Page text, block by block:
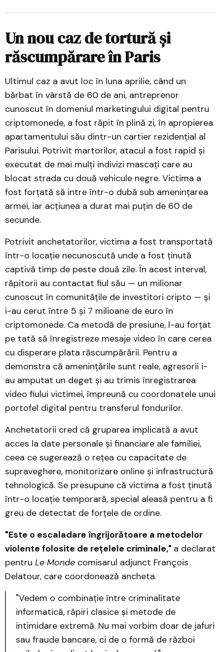
Un nou caz de tortură și
răscumpărare în Paris
Ultimul caz a avut loc în luna aprilie, când un
bărbat în vârstă de 60 de ani, antreprenor
cunoscut în domeniul marketingului digital pentru
criptomonede, a fost răpit în plină zi, în apropierea
apartamentului său dintr-un cartier rezidențial al
Parisului. Potrivit martorilor, atacul a fost rapid și
executat de mai mulți indivizi mascați care au
blocat strada cu două vehicule negre. Victima a
fost forțată să intre într-o dubă sub amenințarea
armei, iar acțiunea a durat mai puțin de 60 de
secunde.
Potrivit anchetatorilor, victima a fost transportată
într-o locație necunoscută unde a fost ținută
captivă timp de peste două zile. În acest interval,
răpitorii au contactat fiul său — un milionar
cunoscut în comunitățile de investitori cripto — și
i-au cerut între 5 și 7 milioane de euro în
criptomonede. Ca metodă de presiune, l-au forțat
pe tată să înregistreze mesaje video în care cerea
cu disperare plata răscumpărării. Pentru a
demonstra că amenințările sunt reale, agresorii i-
au amputat un deget și au trimis înregistrarea
video fiului victimei, împreună cu coordonatele unui
portofel digital pentru transferul fondurilor.
Anchetatorii cred că gruparea implicată a avut
acces la date personale și financiare ale familiei,
ceea ce sugerează o rețea cu capacitate de
supraveghere, monitorizare online și infrastructură
tehnologică. Se presupune că victima a fost ținută
într-o locație temporară, special aleasă pentru a fi
greu de detectat de forțele de ordine.
"Este o escaladare îngrijorătoare a metodelor
violente folosite de rețelele criminale," a declarat
pentru Le Monde comisarul adjunct François
Delatour, care coordonează ancheta.
"Vedem o combinație între criminalitate
informatică, răpiri clasice și metode de
intimidare extremă. Nu mai vorbim doar de jafuri
sau fraude bancare, ci de o formă de război